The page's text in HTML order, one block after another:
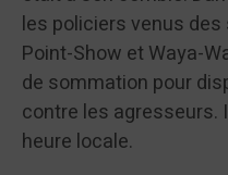
les policiers venus
Point-Show et Waya-
de sommation pour
contre les agresseurs.
heure locale.